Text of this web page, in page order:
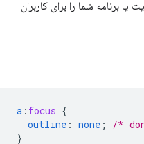
شما را برای کاربران
a:focus
outline: none; /*